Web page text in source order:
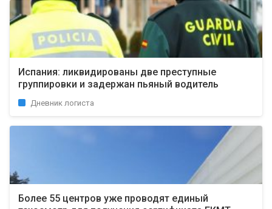
Испания: ликвидированы две преступные
группировки и задержан пьяный водитель
Дневник логиста
Более 55 центров уже проводят единый